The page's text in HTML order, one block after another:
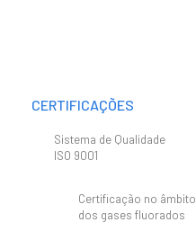
CERTIFICAÇÕES
Sistema de Qualidade
ISO 9001
Certificação no âmbito
dos gases fluorados